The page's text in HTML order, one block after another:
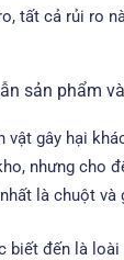
tất cả rủi ro
sản phẩm
vật gây hại
nhưng cho
là chuột và
biết đến là loài